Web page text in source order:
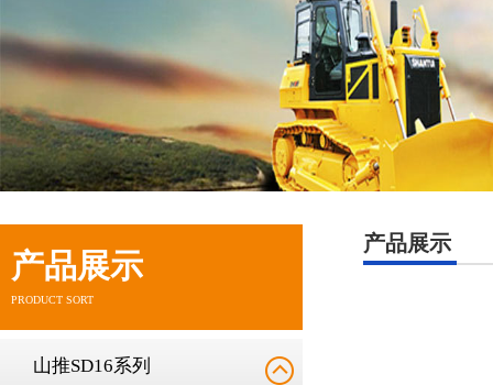
产品展示
PRODUCT SORT
山推SD16系列
产品展示